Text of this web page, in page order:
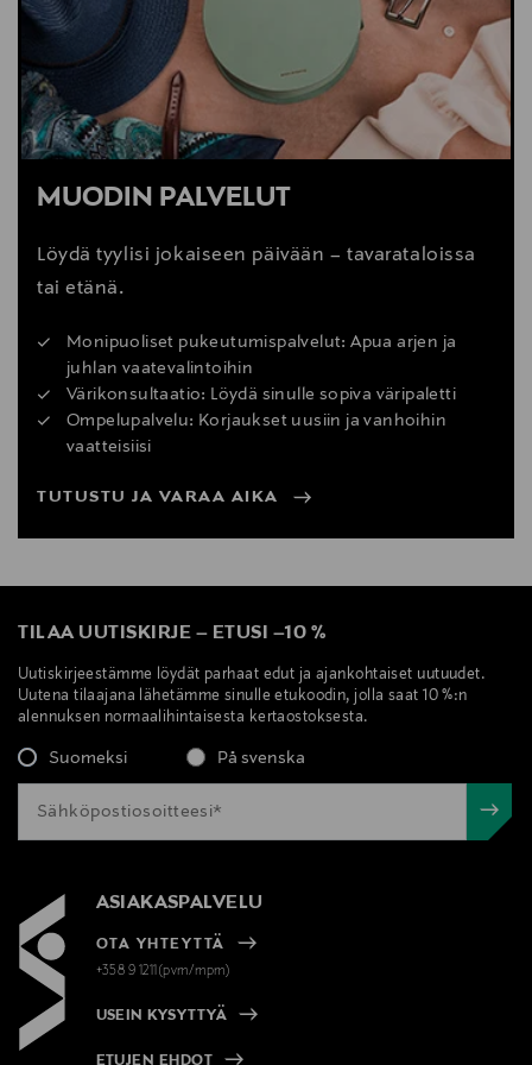
MUODIN PALVELUT
Löydä tyylisi jokaiseen päivään – tavarataloissa
tai etänä.
Monipuoliset pukeutumispalvelut: Apua arjen ja
juhlan vaatevalintoihin
Värikonsultaatio: Löydä sinulle sopiva väripaletti
Ompelupalvelu: Korjaukset uusiin ja vanhoihin
vaatteisiisi
TUTUSTU JA VARAA AIKA
TILAA UUTISKIRJE – ETUSI –10 %
Uutiskirjeestämme löydät parhaat edut ja ajankohtaiset uutuudet.
Uutena tilaajana lähetämme sinulle etukoodin, jolla saat 10 %:n
alennuksen normaalihintaisesta kertaostoksesta.
Suomeksi På svenska
ASIAKASPALVELU
OTA YHTEYTTÄ
+358 9 1211(pvm/mpm)
USEIN KYSYTTYÄ